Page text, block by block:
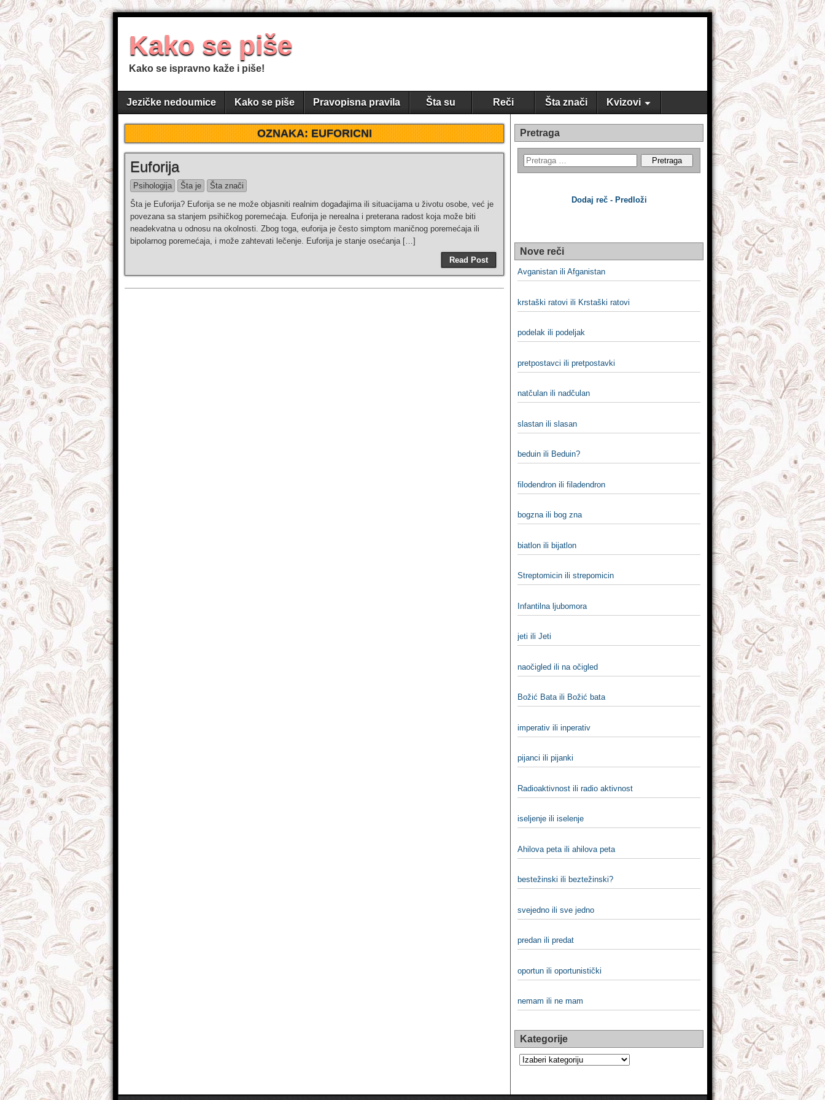
Kako se piše
Kako se ispravno kaže i piše!
Jezičke nedoumice Kako se piše Pravopisna pravila Šta su Reči Šta znači Kvizovi
OZNAKA:EUFORICNI
Euforija
Psihologija Šta je
Šta znači
Šta je Euforija? Euforija se ne može objasniti realnim događajima ili situacijama u životu osobe, već je
povezana sa stanjem psihičkog poremećaja. Euforija je nerealna i preterana radost koja može biti
neadekvatna u odnosu na okolnosti. Zbog toga, euforija je često simptom maničnog poremećaja ili
bipolarnog poremećaja, i može zahtevati lečenje. Euforija je stanje osećanja […]
Read Post
Pretraga
Dodaj reč - Predloži
Nove reči
Avganistan ili Afganistan
krstaški ratovi ili Krstaški ratovi
podelak ili podeljak
pretpostavci ili pretpostavki
natčulan ili nadčulan
slastan ili slasan
beduin ili Beduin?
filodendron ili filadendron
bogzna ili bog zna
biatlon ili bijatlon
Streptomicin ili strepomicin
Infantilna ljubomora
jeti ili Jeti
naočigled ili na očigled
Božić Bata ili Božić bata
imperativ ili inperativ
pijanci ili pijanki
Radioaktivnost ili radio aktivnost
iselјenje ili iselenje
Ahilova peta ili ahilova peta
bestežinski ili beztežinski?
svejedno ili sve jedno
predan ili predat
oportun ili oportunistički
nemam ili ne mam
Kategorije
Kategorije